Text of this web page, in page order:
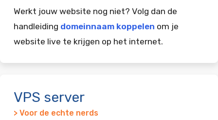
Werkt jouw website nog niet? Volg dan de
handleiding domeinnaam koppelen om je
website live te krijgen op het internet.
VPS server
> Voor de echte nerds